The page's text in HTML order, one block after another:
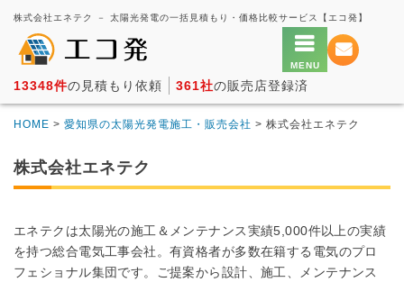
株式会社エネテク － 太陽光発電の一括見積もり・価格比較サービス【エコ発】
13348件の見積もり依頼 361社の販売店登録済
HOME > 愛知県の太陽光発電施工・販売会社 > 株式会社エネテク
株式会社エネテク
エネテクは太陽光の施工＆メンテナンス実績5,000件以上の実績
を持つ総合電気工事会社。有資格者が多数在籍する電気のプロ
フェショナル集団です。ご提案から設計、施工、メンテナンス